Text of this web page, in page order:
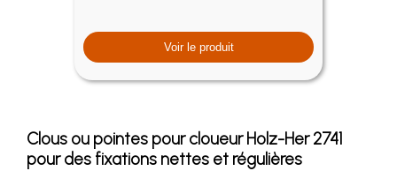
Voir le produit
Clous ou pointes pour cloueur Holz-Her 2741
pour des fixations nettes et régulières